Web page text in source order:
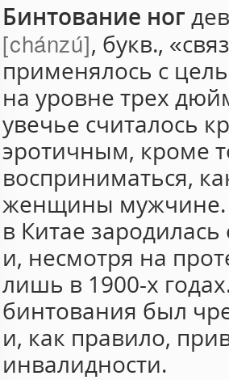
Бинтование ног
chánzú , букв.,
применялось с
на уровне трех
увечье считалось
эротичным, кроме
восприниматься,
женщины мужчине.
в Китае
и, несмотря на
лишь в 1900-х
бинтования был
и, как правило,
инвалидности.